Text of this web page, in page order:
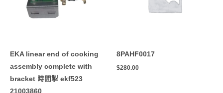
EKA linear end of cooking
assembly complete with
bracket 時間掣 ekf523
21003860
8PAHF0017
$280.00